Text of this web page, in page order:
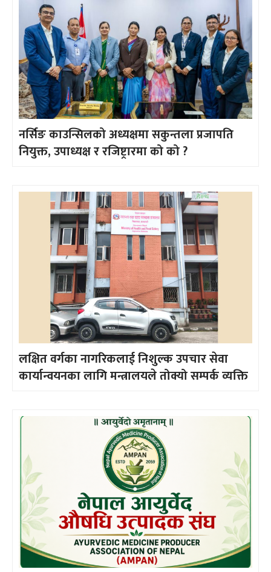
नर्सिङ काउन्सिलको अध्यक्षमा सकुन्तला प्रजापति
नियुक्त, उपाध्यक्ष र रजिष्ट्रारमा को को ?
लक्षित वर्गका नागरिकलाई निशुल्क उपचार सेवा
कार्यान्वयनका लागि मन्त्रालयले तोक्यो सम्पर्क व्यक्ति